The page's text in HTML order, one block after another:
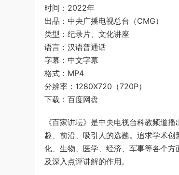
时间：2022年
出品：中央广播电视总台（CMG）
类型：纪录片、文化讲座
语言：汉语普通话
字幕：中文字幕
格式：MP4
分辨率：1280X720（720P）
下载：百度网盘
《百家讲坛》是中央电视台科教频道
趣、前沿、吸引人的选题。追求学术
化、生物、医学、经济、军事等各个
及深入点评讲解的作用。